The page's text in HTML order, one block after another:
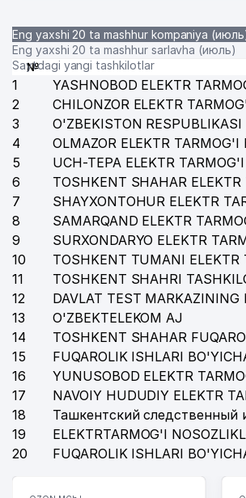
32 INNOVATION PROJECT MChJ
ONLINE CITIES MChJ
SINOCOT TASHKENT COTTON
KOMPLEKS QIDIRUV
ELEGANT STUDY NODAVLAT
QORAKO'L ZIYO-NUR
O'ZDAVERLOYIHA DAVLAT ILM-
ALFA-TOUR GROUP MChJ
XADRA TENNIS KLUBI
OSON TEXNIK KREDIT MChJ
TOSHKENT SAVDO MARKAZI
SHUXRAT MAIN FOOD MChJ
DERMATOLOGIYA VA
Eng yaxshi 20 ta mashhur kompaniya
Eng yaxshi 20 ta mashhur sarlavha (июль)
Saytdagi yangi tashkilotlar
№
1 YASHNOBOD ELEKTR
2
CHILONZOR ELEKTR
3
O'ZBEKISTON
4
OLMAZOR ELEKTR
5
UCH-TEPA ELEKTR
6
TOSHKENT SHAHAR
7
SHAYXONTOHUR ELEKTR
8
SAMARQAND ELEKTR
9
SURXONDARYO ELEKTR
10
TOSHKENT TUMANI ELEKTR
11
TOSHKENT SHAHRI
12
DAVLAT TEST MARKAZINING
13
O'ZBEKTELEKOM AJ
14
TOSHKENT SHAHAR
15
FUQAROLIK ISHLARI
16
YUNUSOBOD ELEKTR
17
NAVOIY HUDUDIY ELEKTR
18
Ташкентский следственный
19
ELEKTRTARMOG'I
20
FUQAROLIK ISHLARI